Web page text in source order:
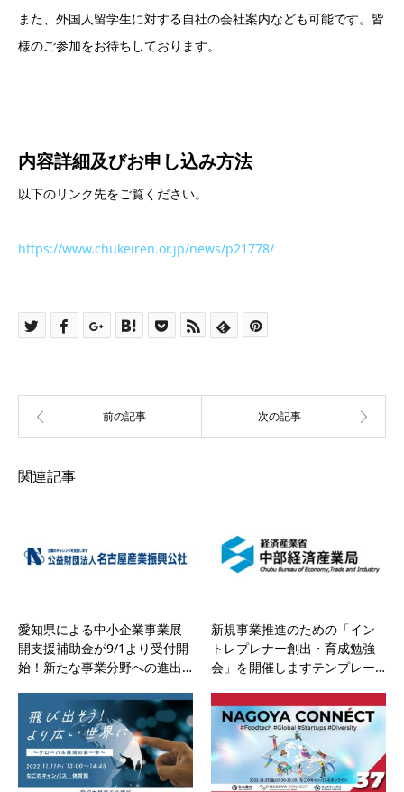
また、外国人留学生に対する自社の会社案内なども可能です。皆
様のご参加をお待ちしております。
内容詳細及びお申し込み方法
以下のリンク先をご覧ください。
https://www.chukeiren.or.jp/news/p21778/
関連記事
愛知県による中小企業事業展
開支援補助金が9/1より受付開
始！新たな事業分野への進出…
新規事業推進のための「イン
トレプレナー創出・育成勉強
会」を開催しますテンプレー…